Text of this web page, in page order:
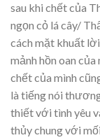
sau khi chết của
ngọn cỏ lá cây/
cách mặt khuất
mảnh hồn oan
chết của mình
là tiếng nói
thiết với tình yêu
thủy chung với